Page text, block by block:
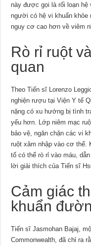
này được gọi là rối loạn
người có hệ vi khuẩn
nguy cơ cao hơn về viêm
Rò rỉ ruột
quan
Theo Tiến sĩ Lorenzo
nghiện rượu tại Viện Y tế
nặng có xu hướng bị tình
yếu hơn. Lớp niêm mạc
bảo vệ, ngăn chặn các vi
ruột xâm nhập vào cơ thể.
tố có thể rò rỉ vào máu,
lời giải thích của Tiến sĩ
Cảm giác
khuẩn
Tiến sĩ Jasmohan Bajaj,
Commonwealth, đã chỉ ra